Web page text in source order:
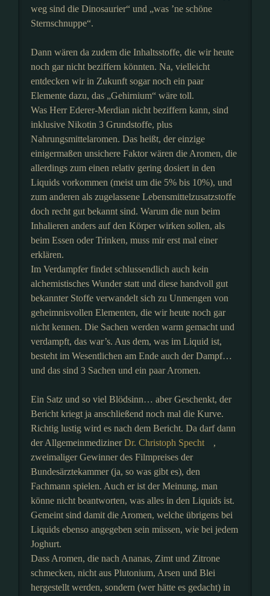
weg sind die Dinosaurier“ und „was ’ne schöne
Sternschnuppe“.
Dann wären da zudem die Inhaltsstoffe, die wir heute
noch gar nicht beziffern könnten. Na, vielleicht
entdecken wir in Zukunft sogar noch ein paar
Elemente dazu, das „Gehirnium“ wäre toll.
Was Herr Ederer-Merdian nicht beziffern kann, sind
inklusive Nikotin 3 Grundstoffe, plus
Nahrungsmittelaromen. Das heißt, der einzige
einigermaßen unsichere Faktor wären die Aromen, die
allerdings zum einen relativ gering dosiert in den
Liquids vorkommen (meist um die 5% bis 10%), und
zum anderen als zugelassene Lebensmittelzusatzstoffe
doch recht gut bekannt sind. Warum die nun beim
Inhalieren anders auf den Körper wirken sollen, als
beim Essen oder Trinken, muss mir erst mal einer
erklären.
Im Verdampfer findet schlussendlich auch kein
alchemistisches Wunder statt und diese handvoll gut
bekannter Stoffe verwandelt sich zu Unmengen von
geheimnisvollen Elementen, die wir heute noch gar
nicht kennen. Die Sachen werden warm gemacht und
verdampft, das war’s. Aus dem, was im Liquid ist,
besteht im Wesentlichen am Ende auch der Dampf…
und das sind 3 Sachen und ein paar Aromen.
Ein Satz und so viel Blödsinn… aber Geschenkt, der
Bericht kriegt ja anschließend noch mal die Kurve.
Richtig lustig wird es nach dem Bericht. Da darf dann
der AllgemeinmedizinerDr. Christoph Specht
,
zweimaliger Gewinner des Filmpreises der
Bundesärztekammer (ja, so was gibt es), den
Fachmann spielen. Auch er ist der Meinung, man
könne nicht beantworten, was alles in den Liquids ist.
Gemeint sind damit die Aromen, welche übrigens bei
Liquids ebenso angegeben sein müssen, wie bei jedem
Joghurt.
Dass Aromen, die nach Ananas, Zimt und Zitrone
schmecken, nicht aus Plutonium, Arsen und Blei
hergestellt werden, sondern (wer hätte es gedacht) in